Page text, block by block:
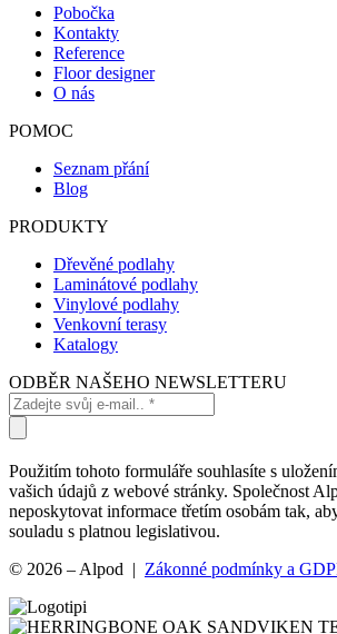
Pobočka
Kontakty
Reference
Floor designer
O nás
POMOC
Seznam přání
Blog
PRODUKTY
Dřevěné podlahy
Laminátové podlahy
Vinylové podlahy
Venkovní terasy
Katalogy
ODBĚR NAŠEHO NEWSLETTERU
Použitím tohoto formuláře souhlasíte s
vašich údajů z webové stránky. Společnost
neposkytovat informace třetím osobám tak,
souladu s platnou legislativou.
© 2026 – Alpod | Zákonné podmínky a